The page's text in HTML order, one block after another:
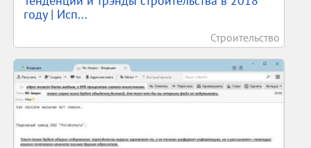
году | Исп...
Строительство